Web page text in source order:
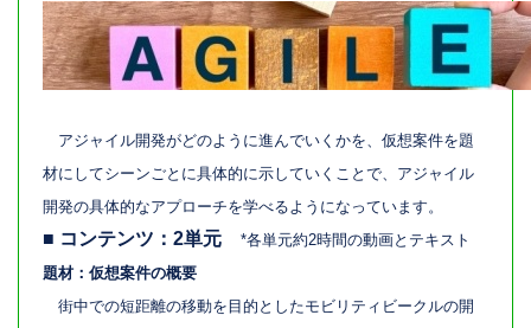
アジャイル開発がどのように進んでいくかを、仮想案件を題
材にしてシーンごとに具体的に示していくことで、アジャイル
開発の具体的なアプローチを学べるようになっています。
■ コンテンツ：2単元
*各単元約2時間の動画とテキスト
題材：仮想案件の概要
街中での短距離の移動を目的としたモビリティビークルの開